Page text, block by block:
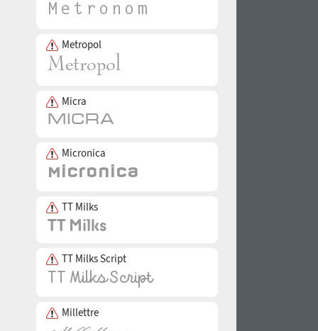
Metropol
Micra
Micronica
TT Milks
TT Milks Script
Millettre